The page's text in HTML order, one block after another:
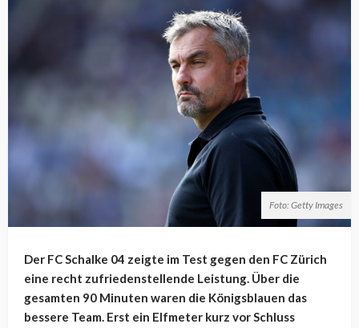
Foto: Getty Images
Der FC Schalke 04 zeigte im Test gegen den FC Zürich
eine recht zufriedenstellende Leistung. Über die
gesamten 90 Minuten waren die Königsblauen das
bessere Team. Erst ein Elfmeter kurz vor Schluss